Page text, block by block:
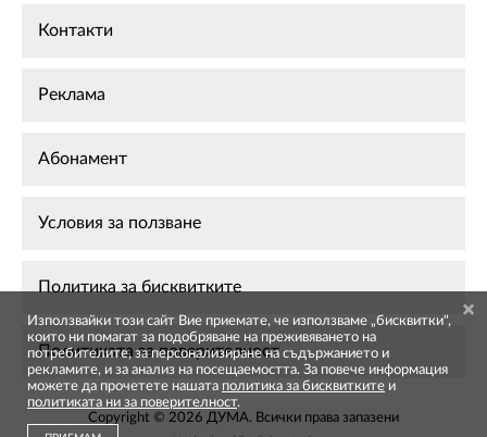
Контакти
Реклама
Абонамент
Условия за ползване
Политика за бисквитките
Политиката за поверителност
Copyright © 2026 ДУМА. Всички права запазени
Използвайки този сайт Вие приемате, че използваме „бисквитки",
които ни помагат за подобряване на преживяването на
потребителите, за персонализиране на съдържанието и
рекламите, и за анализ на посещаемостта. За повече информация
можете да прочетете нашата политика за бисквитките и
политиката ни за поверителност.